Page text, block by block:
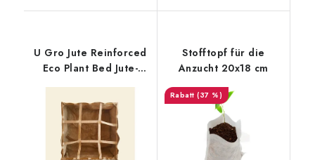
U Gro Jute Reinforced
Eco Plant Bed Jute-
cm - 250 l
Stofftopf für die
Anzucht 20x18 cm
(37 %)